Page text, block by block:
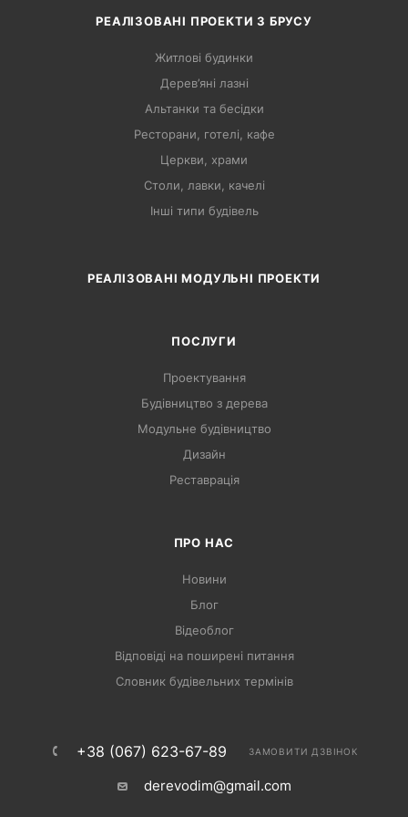
РЕАЛІЗОВАНІ ПРОЕКТИ З БРУСУ
Житлові будинки
Дерев’яні лазні
Альтанки та бесідки
Ресторани, готелі, кафе
Церкви, храми
Столи, лавки, качелі
Інші типи будівель
РЕАЛІЗОВАНІ МОДУЛЬНІ ПРОЕКТИ
ПОСЛУГИ
Проектування
Будівництво з дерева
Модульне будівництво
Дизайн
Реставрація
ПРО НАС
Новини
Блог
Відеоблог
Відповіді на поширені питання
Словник будівельних термінів
+38 (067) 623-67-89 ЗАМОВИТИ ДЗВІНОК
derevodim@gmail.com